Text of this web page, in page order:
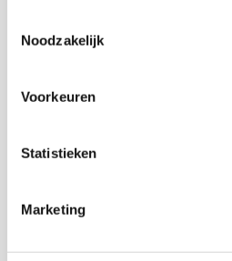
Noodzakelijk
Voorkeuren
Statistieken
Marketing
met meer praktische informatie